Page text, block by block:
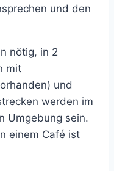
und den
nötig, in 2
mit
und
werden im
Umgebung sein.
einem Café ist